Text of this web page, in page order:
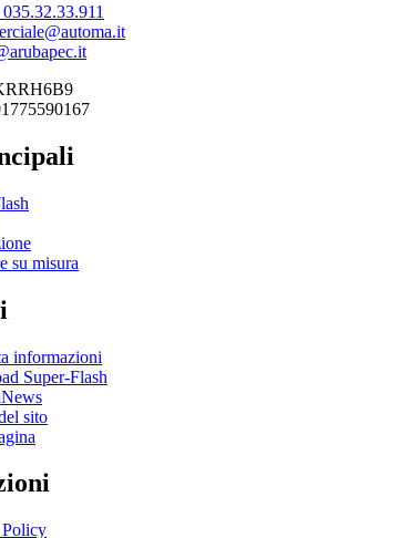
su misura
informazioni
Super-Flash
sito